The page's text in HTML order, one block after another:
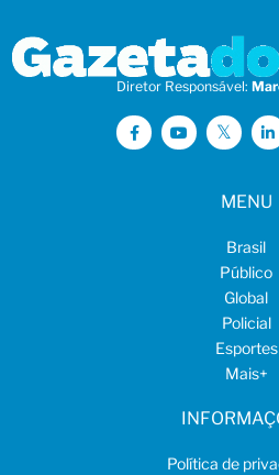
Diretor Responsável:
MENU
Brasil
Público
Global
Policial
Esportes
Mais+
Política de